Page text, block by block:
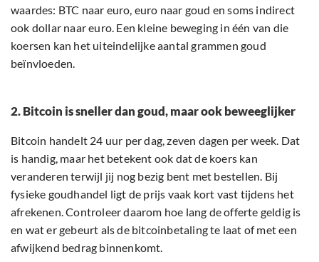
waardes: BTC naar euro, euro naar goud en soms indirect
ook dollar naar euro. Een kleine beweging in één van die
koersen kan het uiteindelijke aantal grammen goud
beïnvloeden.
2. Bitcoin is sneller dan goud, maar ook beweeglijker
Bitcoin handelt 24 uur per dag, zeven dagen per week. Dat
is handig, maar het betekent ook dat de koers kan
veranderen terwijl jij nog bezig bent met bestellen. Bij
fysieke goudhandel ligt de prijs vaak kort vast tijdens het
afrekenen. Controleer daarom hoe lang de offerte geldig is
en wat er gebeurt als de bitcoinbetaling te laat of met een
afwijkend bedrag binnenkomt.